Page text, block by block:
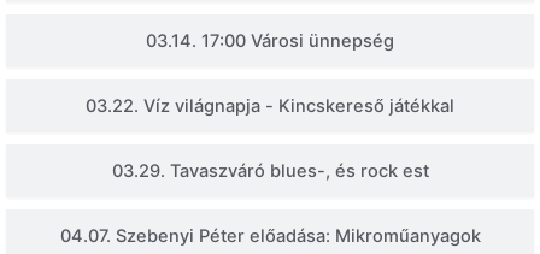
03.14. 17:00 Városi ünnepség
03.22. Víz világnapja - Kincskereső játékkal
03.29. Tavaszváró blues-, és rock est
04.07. Szebenyi Péter előadása: Mikroműanyagok